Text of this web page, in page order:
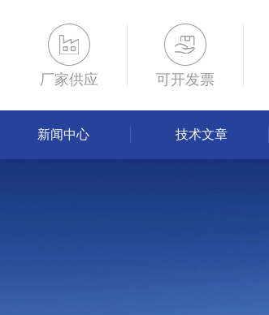
厂家供应 可开发票
新闻中心 技术文章